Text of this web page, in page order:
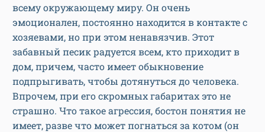
всему окружающему миру. Он очень
эмоционален, постоянно находится в контакте с
хозяевами, но при этом ненавязчив. Этот
забавный песик радуется всем, кто приходит в
дом, причем, часто имеет обыкновение
подпрыгивать, чтобы дотянуться до человека.
Впрочем, при его скромных габаритах это не
страшно. Что такое агрессия, бостон понятия не
имеет, разве что может погнаться за котом (он